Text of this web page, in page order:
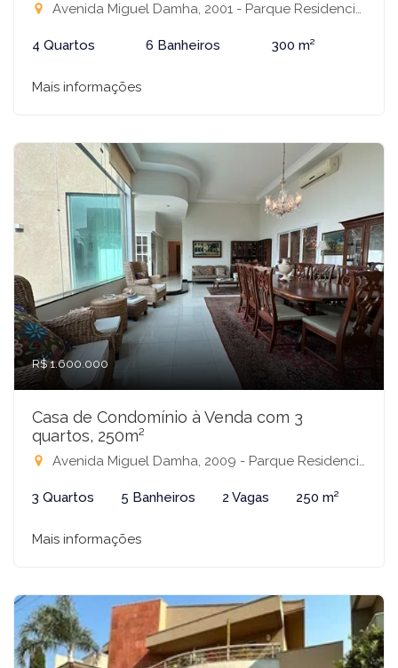
Avenida Miguel Damha, 2001 - Parque Residencial Damha III, São José do Rio Preto-SP
4 Quartos 6 Banheiros 300 m²
Mais informações
R$ 1.600.000
Casa de Condomínio à Venda com 3
quartos, 250m²
Avenida Miguel Damha, 2009 - Parque Residencial Damha III, São José do Rio Preto-SP
3 Quartos 5 Banheiros 2 Vagas 250 m²
Mais informações